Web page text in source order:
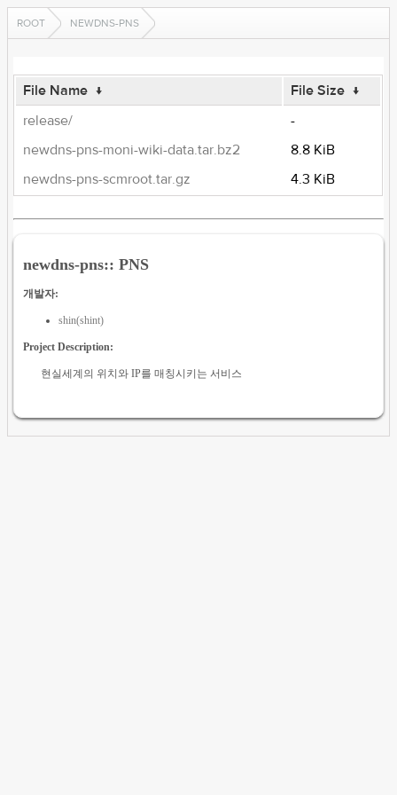
ROOT NEWDNS-PNS
File Name ↓ File Size ↓
release/
-
newdns-pns-moni-wiki-data.tar.bz2
8.8 KiB
newdns-pns-scmroot.tar.gz
4.3 KiB
newdns-pns:: PNS
개발자:
shin(shint)
Project Description:
현실세계의 위치와 IP를 매칭시키는 서비스